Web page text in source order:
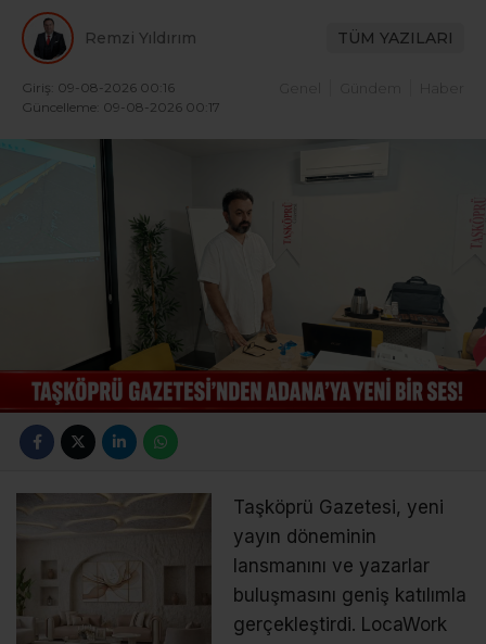
Remzi Yıldırım TÜM YAZILARI
Giriş: 09-08-2026 00:16
Güncelleme: 09-08-2026 00:17
Gündem Haber
Taşköprü Gazetesi, yeni
yayın döneminin
lansmanını ve yazarlar
buluşmasını geniş katılımla
gerçekleştirdi. LocaWork